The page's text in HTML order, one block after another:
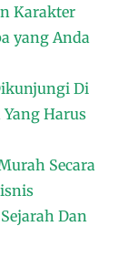
Karakter
yang Anda
Di
Yang Harus
Secara
Dan